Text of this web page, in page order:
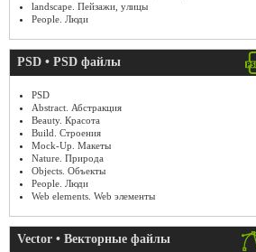
landscape. Пейзажи, улицы
People. Люди
PSD • PSD файлы
PSD
Abstract. Абстракция
Beauty. Красота
Build. Строения
Mock-Up. Макеты
Nature. Природа
Objects. Объекты
People. Люди
Web elements. Web элементы
Vector • Векторные файлы